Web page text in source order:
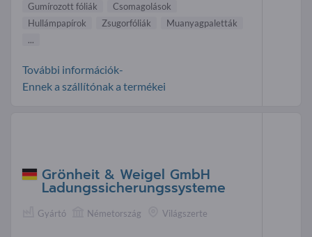
Gumírozott fóliák
Csomagolások
Hullámpapírok
Zsugorfóliák
Muanyagpaletták
...
További információk-
Ennek a szállítónak a termékei
Grönheit & Weigel GmbH
Ladungssicherungssysteme
Gyártó Németország Világszerte